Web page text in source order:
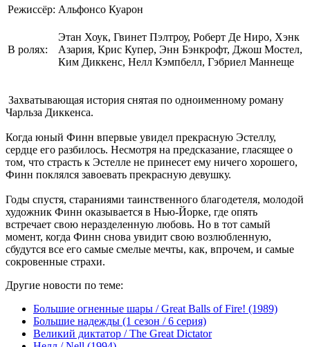
Режиссёр: Альфонсо Куарон
В ролях:
Этан Хоук, Гвинет Пэлтроу, Роберт Де Ниро, Хэнк
Азария, Крис Купер, Энн Бэнкрофт, Джош Мостел,
Ким Диккенс, Нелл Кэмпбелл, Гэбриел Маннеще
Захватывающая история снятая по одноименному роману
Чарльза Диккенса.
Когда юный Финн впервые увидел прекрасную Эстеллу,
сердце его разбилось. Несмотря на предсказание, гласящее о
том, что страсть к Эстелле не принесет ему ничего хорошего,
Финн поклялся завоевать прекрасную девушку.
Годы спустя, стараниями таинственного благодетеля, молодой
художник Финн оказывается в Нью-Йорке, где опять
встречает свою неразделенную любовь. Но в тот самый
момент, когда Финн снова увидит свою возлюбленную,
сбудутся все его самые смелые мечты, как, впрочем, и самые
сокровенные страхи.
Другие новости по теме:
Большие огненные шары / Great Balls of Fire! (1989)
Большие надежды (1 сезон / 6 серия)
Великий диктатор / The Great Dictator